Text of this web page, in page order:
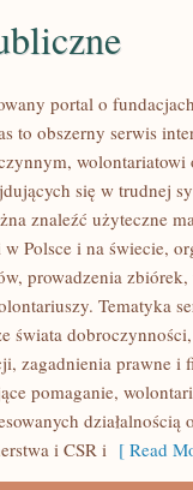
portal o
to obszerny serwis
wolontariatowi
się w trudnej
znaleźć użyteczne
Polsce i na świecie,
prowadzenia
Tematyka
świata
zagadnienia prawne i
pomaganie,
działalnością
i CSR i [ Read